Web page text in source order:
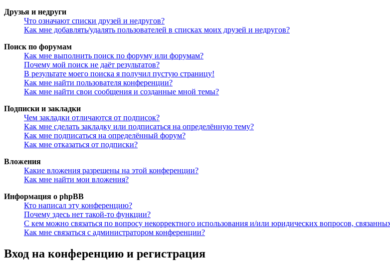
Друзья и недруги
Что означают списки друзей и недругов?
Как мне добавлять/удалять пользователей в списках моих друзей и недругов?
Поиск по форумам
Как мне выполнить поиск по форуму или форумам?
Почему мой поиск не даёт результатов?
В результате моего поиска я получил пустую страницу!
Как мне найти пользователя конференции?
Как мне найти свои сообщения и созданные мной темы?
Подписки и закладки
Чем закладки отличаются от подписок?
Как мне сделать закладку или подписаться на определённую тему?
Как мне подписаться на определённый форум?
Как мне отказаться от подписки?
Вложения
Какие вложения разрешены на этой конференции?
Как мне найти мои вложения?
Информация о phpBB
Кто написал эту конференцию?
Почему здесь нет такой-то функции?
С кем можно связаться по вопросу некорректного использования и/или юридических вопросов,
Как мне связаться с администратором конференции?
Вход на конференцию и регистрация